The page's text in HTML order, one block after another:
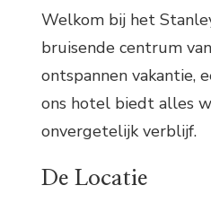
Welkom bij het
bruisende centrum
ontspannen vakantie,
ons hotel biedt alles
onvergetelijk verblijf.
De Locatie